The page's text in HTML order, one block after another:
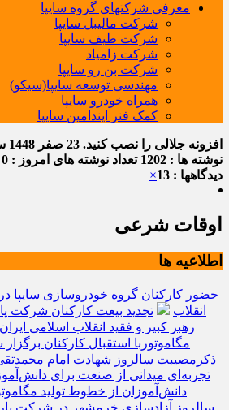
معرفی شرکتهای گروه سایپا
شرکت مالیبل سایپا
شرکت طیف سایپا
شرکت زامیاد
شرکت بن رو سایپا
مهندسی توسعه سایپا(سیکو)
همراه خودرو سایپا
کمک فنر ایندامین سایپا
افزونه جلالی را نصب کنید. 23 صفر 1448
نوشته ها : 1202
تعداد نوشته های امروز : 0
دیدگاهها : 13
×
اوقات شرعی
اطلاعیه ها
حضور کارکنان گروه خودروسازی سایپا
انقلاب
تجدید بیعت کارکنان شرکت
رهبر کبیر و فقید انقلاب اسلامی ایران
مگاموتوربا استقبال کارکنان
ذکرمصیبت سالروز شهادت امام
تجربه‌ای میدانی از صنعت برای
دانش‌آموزان از خطوط تولید
سالروز آزادسازی خرمشهر در شرکت